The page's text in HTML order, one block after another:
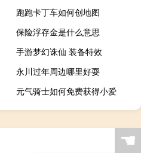
跑跑卡丁车如何创地图
保险浮存金是什么意思
手游梦幻诛仙 装备特效
永川过年周边哪里好耍
元气骑士如何免费获得小爱
☚